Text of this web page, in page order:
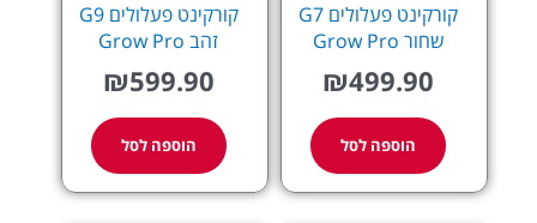
קורקינט פעלולים G7
שחור Grow Pro
₪499.90
הוספה לסל
קורקינט פעלולים G9
זהב Grow Pro
₪599.90
הוספה לסל